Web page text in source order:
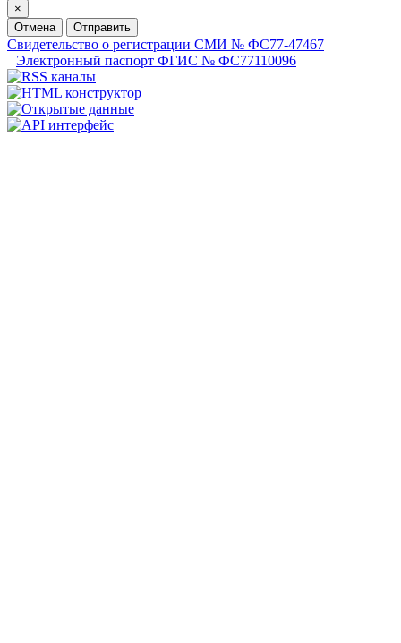
×
Отмена
Отправить
Свидетельство о регистрации СМИ № ФС77-47467
Электронный паспорт ФГИС № ФС77110096